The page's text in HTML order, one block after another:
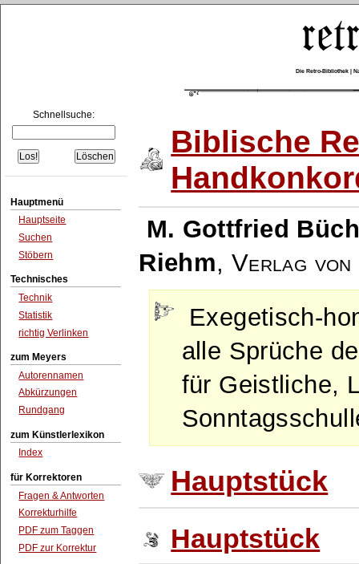
Die Retro-Bibliothek |
Schnellsuche:
Hauptmenü
Hauptseite
Suchen
Stöbern
Technisches
Technik
Statistik
richtig Verlinken
zum Meyers
Autorennamen
Abkürzungen
Rundgang
zum Künstlerlexikon
Index
für Korrektoren
Fragen & Antworten
Korrekturhilfe
PDF zum Taggen
PDF zur Korrektur
Biblische
M. Gottfried
Riehm, Verlag von
Exegetisch-
alle Sprüche
für Geistliche,
Hauptstück
Hauptstück